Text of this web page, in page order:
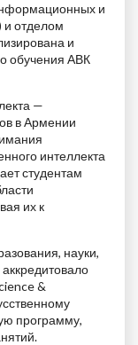
и
и отделом
и
обучения АВК
—
в Армении
интеллекта
студентам
их к
науки,
&
программу,